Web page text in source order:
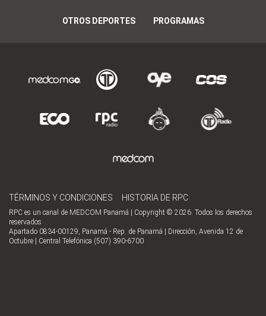
OTROS DEPORTES PROGRAMAS
TÉRMINOS Y CONDICIONES HISTORIA DE RPC
RPC es un canal de MEDCOM Panamá | Copyright © 2026. Todos los derechos
reservados
Apartado 0834-00129, Panamá - Rep. de Panamá | Dirección, Avenida 12 de
Octubre | Central Telefónica (507) 390-6700